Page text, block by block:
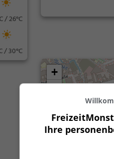
/ 26°C
/ 30°C
+
−
Ihre